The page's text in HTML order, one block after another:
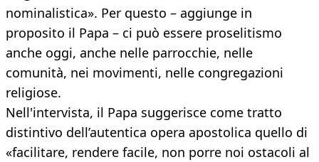
nominalistica». Per questo – aggiunge in
proposito il Papa – ci può essere proselitismo
anche oggi, anche nelle parrocchie, nelle
comunità, nei movimenti, nelle congregazioni
religiose.
Nell'intervista, il Papa suggerisce come tratto
distintivo dell’autentica opera apostolica quello di
«facilitare, rendere facile, non porre noi ostacoli al